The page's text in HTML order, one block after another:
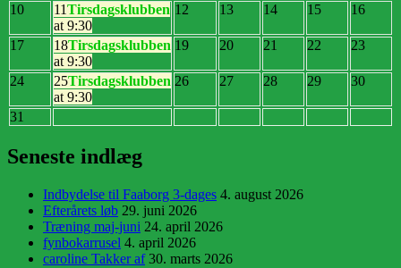
10 11Tirsdagsklubben
at 9:30
12 13 14 15 16
17 18Tirsdagsklubben
at 9:30
19 20 21 22 23
24 25Tirsdagsklubben
at 9:30
26 27 28 29 30
31
Seneste indlæg
Indbydelse til Faaborg 3-dages 4. august 2026
Efterårets løb 29. juni 2026
Træning maj-juni 24. april 2026
fynbokarrusel 4. april 2026
caroline Takker af 30. marts 2026